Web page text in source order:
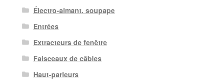
Électro-aimant. soupape
Entrées
Extracteurs de fenêtre
Faisceaux de câbles
Haut-parleurs